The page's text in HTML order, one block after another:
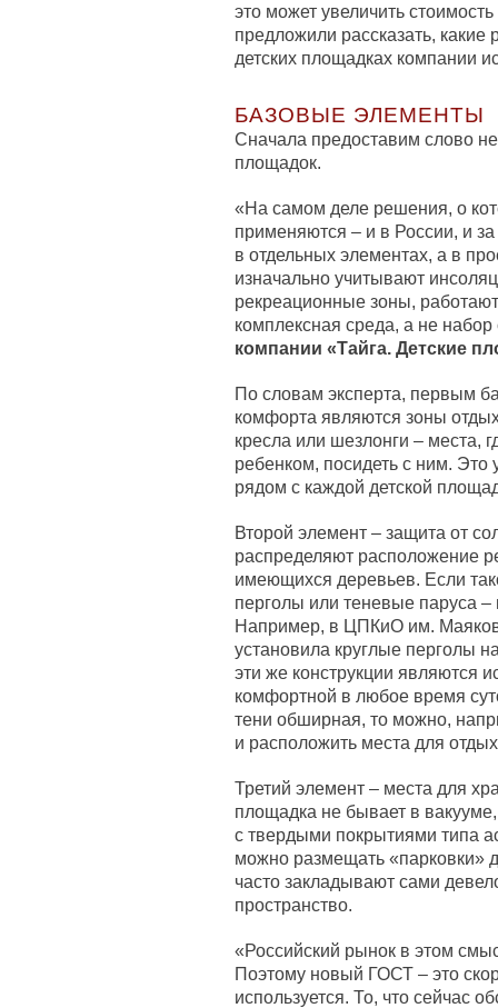
это может увеличить
предложили рассказать,
детских площадках компании
БАЗОВЫЕ ЭЛЕМЕНТЫ
Сначала предоставим слово
площадок.
«На самом деле решения, о
применяются – и в России, и
в отдельных элементах, а в
изначально учитывают
рекреационные зоны,
комплексная среда, а не
компании «Тайга. Детские
По словам эксперта, первым
комфорта являются зоны
кресла или шезлонги – места,
ребенком, посидеть с ним. Это
рядом с каждой детской
Второй элемент – защита от
распределяют расположение
имеющихся деревьев. Если
перголы или теневые паруса
Например, в ЦПКиО им.
установила круглые перголы
эти же конструкции являются
комфортной в любое время
тени обширная, то можно,
и расположить места для
Третий элемент – места для
площадка не бывает в
с твердыми покрытиями типа
можно размещать «парковки»
часто закладывают сами
пространство.
«Российский рынок в этом
Поэтому новый ГОСТ – это
используется. То, что сейчас